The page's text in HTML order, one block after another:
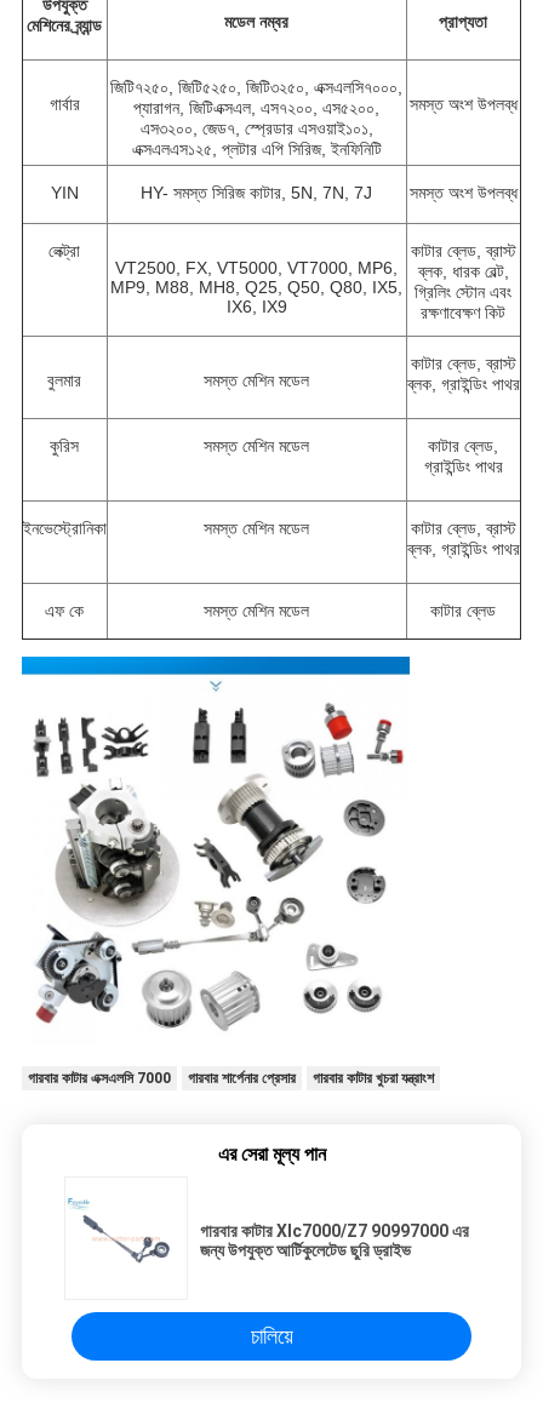
উপযুক্ত
মেশিনের ব্র্যান্ড
মডেল নম্বর প্রাপ্যতা
গার্বার
জিটি৭২৫০, জিটি৫২৫০, জিটি৩২৫০, এক্সএলসি৭০০০,
প্যারাগন, জিটিএক্সএল, এস৭২০০, এস৫২০০,
এস৩২০০, জেড৭, স্প্রেডার এসওয়াই১০১,
এক্সএলএস১২৫, প্লটার এপি সিরিজ, ইনফিনিটি
সমস্ত অংশ উপলব্ধ
YIN HY- সমস্ত সিরিজ কাটার, 5N, 7N, 7J সমস্ত অংশ উপলব্ধ
লেক্ট্রা
VT2500, FX, VT5000, VT7000, MP6,
MP9, M88, MH8, Q25, Q50, Q80, IX5,
IX6, IX9
কাটার ব্লেড, ব্রাস্ট
ব্লক, ধারক বেল্ট,
গ্রিলিং স্টোন এবং
রক্ষণাবেক্ষণ কিট
বুলমার সমস্ত মেশিন মডেল
কাটার ব্লেড, ব্রাস্ট
ব্লক, গ্রাইন্ডিং পাথর
কুরিস সমস্ত মেশিন মডেল
কাটার ব্লেড,
গ্রাইন্ডিং পাথর
ইনভেস্ট্রোনিকা সমস্ত মেশিন মডেল
কাটার ব্লেড, ব্রাস্ট
ব্লক, গ্রাইন্ডিং পাথর
এফ কে সমস্ত মেশিন মডেল কাটার ব্লেড
গারবার কাটার এক্সএলসি 7000 গারবার শার্পেনার প্রেসার গারবার কাটার খুচরা যন্ত্রাংশ
এর সেরা মূল্য পান
গারবার কাটার Xlc7000/Z7 90997000 এর
জন্য উপযুক্ত আর্টিকুলেটেড ছুরি ড্রাইভ
চালিয়ে